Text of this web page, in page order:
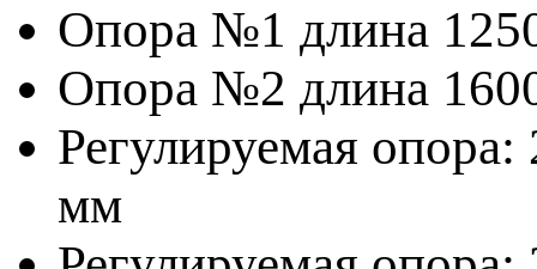
Опора №1 длина
Опора №2 длина
Регулируемая
мм